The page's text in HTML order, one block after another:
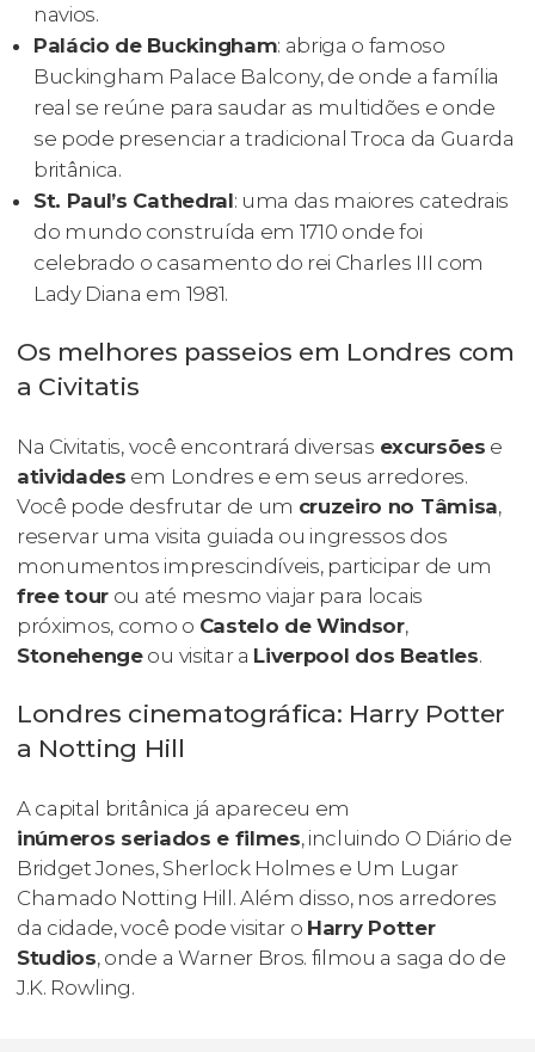
navios.
Palácio de Buckingham: abriga o famoso
Buckingham Palace Balcony, de onde a família
real se reúne para saudar as multidões e onde
se pode presenciar a tradicional Troca da Guarda
britânica.
St. Paul’s Cathedral: uma das maiores catedrais
do mundo construída em 1710 onde foi
celebrado o casamento do rei Charles III com
Lady Diana em 1981.
Os melhores passeios em Londres com
a Civitatis
Na Civitatis, você encontrará diversas excursões e
atividades em Londres e em seus arredores.
Você pode desfrutar de um cruzeiro no Tâmisa,
reservar uma visita guiada ou ingressos dos
monumentos imprescindíveis, participar de um
free tour ou até mesmo viajar para locais
próximos, como o Castelo de Windsor,
Stonehengeou visitar a Liverpool dos Beatles.
Londres cinematográfica: Harry Potter
a Notting Hill
A capital britânica já apareceu em
inúmeros seriados e filmes, incluindo O Diário de
Bridget Jones, Sherlock Holmes e Um Lugar
Chamado Notting Hill. Além disso, nos arredores
da cidade, você pode visitar o Harry Potter
Studios, onde a Warner Bros. filmou a saga do de
J.K. Rowling.